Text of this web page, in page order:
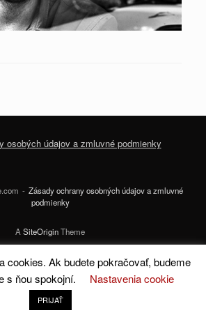
osobých údajov a zmluvné podmienky
Zásady ochrany osobných údajov a zmluvné
podmienky
A SiteOriginTheme
cookies. Ak budete pokračovať, budeme
s ňou spokojní.
Nastavenia cookie
PRIJAŤ